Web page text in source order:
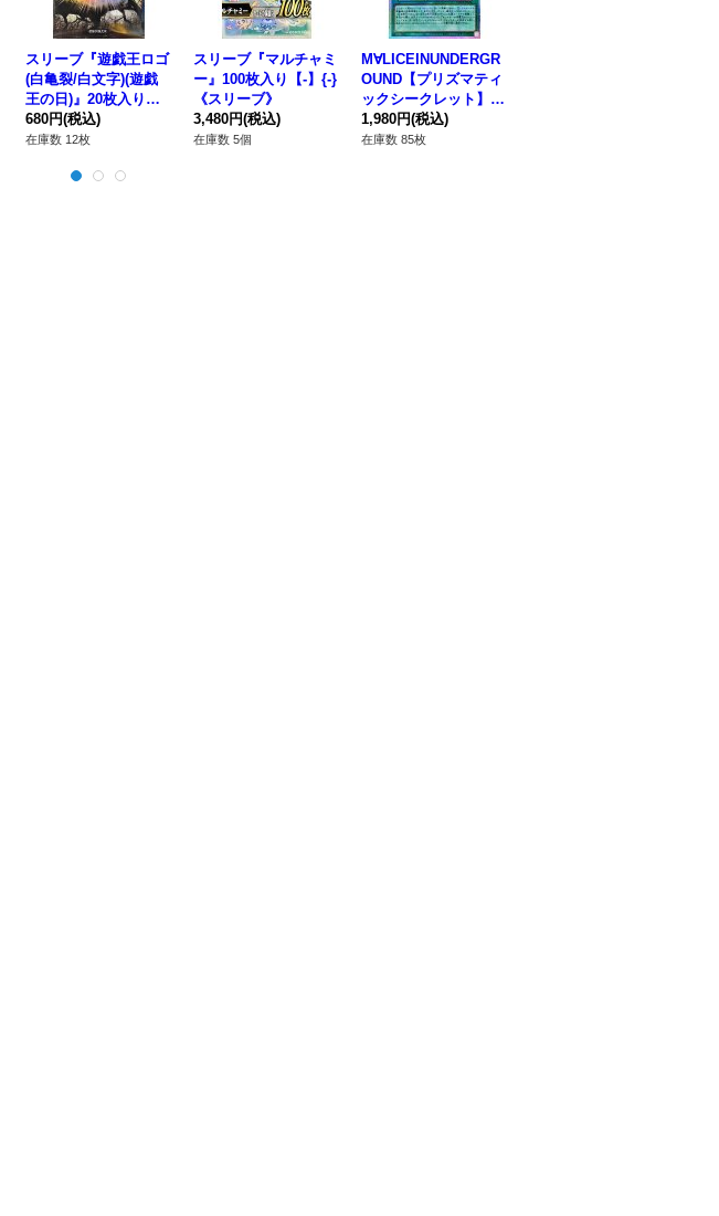
スリーブ『遊戯王ロゴ
(白亀裂/白文字)(遊戯
王の日)』20枚入り
【-】{-}《スリーブ》
680円(税込)
在庫数 12枚
スリーブ『マルチャミ
ー』100枚入り【-】{-}
《スリーブ》
3,480円(税込)
在庫数 5個
M∀LICEINUNDERGR
OUND【プリズマティ
ックシークレット】{L
OCR-JP038}《魔法》
1,980円(税込)
在庫数 85枚